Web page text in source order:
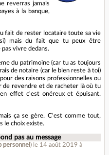
reverras jamais
à la banque,
fait de rester locataire toute sa vie
mais du fait que tu peux être
vivre dedans.
du patrimoine (car tu as toujours
de notaire (car le bien reste à toi)
des raisons professionnelles ou
de revendre et de racheter là où tu
effet c'est onéreux et épuisant.
ça se gère. C'est comme tout,
le choix existe.
pas au message
personnel ) le 14 août 2019 à